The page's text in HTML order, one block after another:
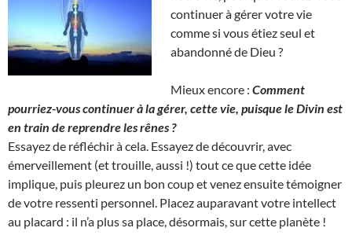
continuer à gérer votre vie
comme si vous étiez seul et
abandonné de Dieu ?
Mieux encore : Comment
pourriez-vous continuer à la gérer, cette vie, puisque le Divin est
en train de reprendre les rênes ?
Essayez de réfléchir à cela. Essayez de découvrir, avec
émerveillement (et trouille, aussi !) tout ce que cette idée
implique, puis pleurez un bon coup et venez ensuite témoigner
de votre ressenti personnel. Placez auparavant votre intellect
au placard : il n’a plus sa place, désormais, sur cette planète !